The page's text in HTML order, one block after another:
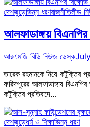
দেশজুড়েভিন্ন ধরণরাজনীতিলীড
আলফাডাঙ্গায়
আরএমজি বিডি নিউজ ডেস্ক
তারেক রহমানকে নিয়ে কটুক্তির
ফরিদপুরের আলফাডাঙ্গায় বিএনপির
কটুক্তির প্রতিবাদে…
দেশজুড়েধর্ম ও শিক্ষাভিন্ন ধরণ